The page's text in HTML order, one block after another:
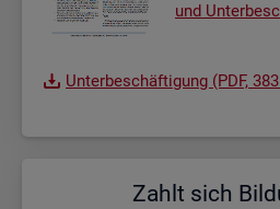
und
Un­ter­be­schäf­ti­gung (PDF,
Zahlt sich